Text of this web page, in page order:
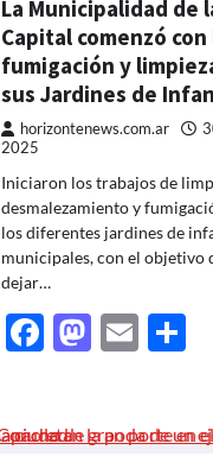
La Municipalidad de
Capital comenzó con
fumigación y
sus Jardines de
horizontenews.com.ar
2025
Iniciaron los trabajos de
desmalezamiento y
los diferentes jardines de
municipales, con el objetivo
dejar…
Facebook
Email